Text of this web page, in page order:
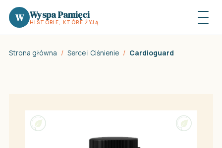
W Wyspa Pamięci
HISTORIE, KTÓRE ŻYJĄ
Strona główna / Serce i Ciśnienie / Cardioguard